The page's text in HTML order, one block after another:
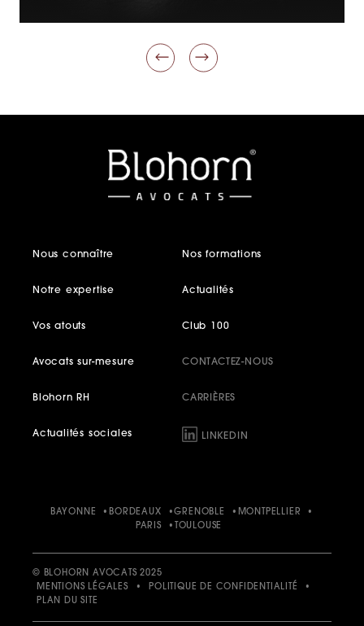
Nous connaître
Notre expertise
Vos atouts
Nos formations
Actualités
Club 100
Avocats sur-mesure
Blohorn RH
Actualités sociales
CONTACTEZ-NOUS
CARRIÈRES
LINKEDIN
BAYONNE BORDEAUX GRENOBLE
MONTPELLIER
PARIS
TOULOUSE
© BLOHORN AVOCATS 2025
MENTIONS LÉGALES
• POLITIQUE DE CONFIDENTIALITÉ
•
PLAN DU SITE